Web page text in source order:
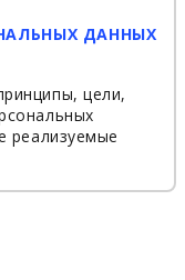
ДАННЫХ
цели,
реализуемые